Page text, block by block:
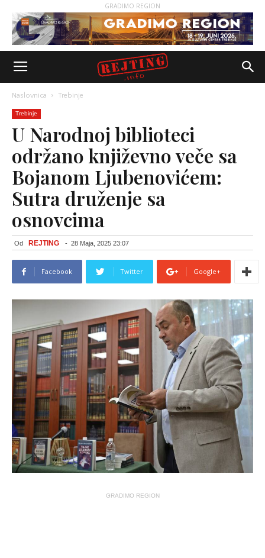
GRADIMO REGION
Naslovnica Trebinje
Trebinje
U Narodnoj biblioteci
održano književno veče sa
Bojanom Ljubenovićem:
Sutra druženje sa
osnovcima
Od REJTING - 28 Maja, 2025 23:07
Facebook Twitter Google+
GRADIMO REGION